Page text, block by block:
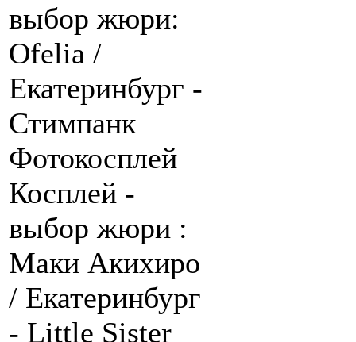
выбор жюри:
Ofelia /
Екатеринбург -
Стимпанк
Фотокосплей
Косплей -
выбор жюри :
Маки Акихиро
/ Екатеринбург
- Little Sister